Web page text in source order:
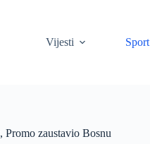
Vijesti
Sport
Promo zaustavio Bosnu